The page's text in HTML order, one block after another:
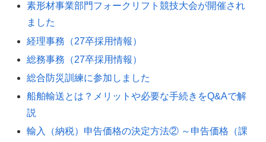
素形材事業部門フォークリフト競技大会が開催され
ました
経理事務（27卒採用情報）
総務事務（27卒採用情報）
総合防災訓練に参加しました
船舶輸送とは？メリットや必要な手続きをQ&Aで解
説
輸入（納税）申告価格の決定方法② ～申告価格（課